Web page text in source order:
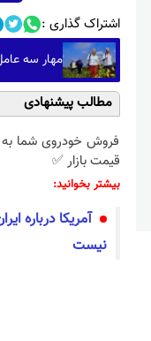
اشتراک گذاری :
مهار سه عامل خطر
مطالب پیشنهادی
فروش خودروی شما به
قیمت بازار ✅
بیشتر بخوانید:
آمریکا درباره
نیست